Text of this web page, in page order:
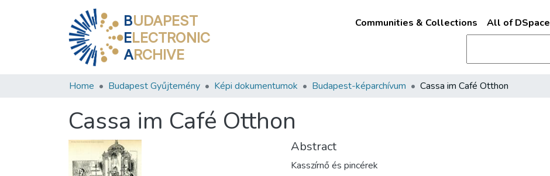
BUDAPEST
ELECTRONIC
ARCHIVE
Communities & Collections All of DSpace
Home Budapest Gyűjtemény Képi dokumentumok Budapest-képarchívum Cassa im Café Otthon
Cassa im Café Otthon
Abstract
Kasszírnő és pincérek